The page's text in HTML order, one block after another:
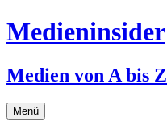
Medieninsider
Medien von A bis Z
Menü Zum
Inhalt